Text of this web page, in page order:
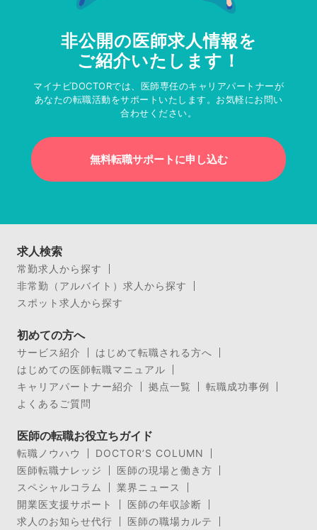
非公開の医師求人情報を
ご紹介いたします！
マイナビDOCTORでは、医師専任のキャリアパートナーが
あなたの転職活動をサポートいたします。お気軽にお問い
合わせください。
無料転職サポートに申し込む
求人検索
常勤求人から探す
非常勤（アルバイト）求人から探す
スポット求人から探す
初めての方へ
サービス紹介
はじめて転職される方へ
はじめての医師転職マニュアル
キャリアパートナー紹介
拠点一覧
転職成功事例
よくあるご質問
医師の転職お役立ちガイド
転職ノウハウ
DOCTOR’S COLUMN
医師転職ナレッジ
医師の現場と働き方
スペシャルコラム
業界ニュース
開業医支援サポート
医師の年収診断
求人のお知らせ代行
医師の職場カルテ